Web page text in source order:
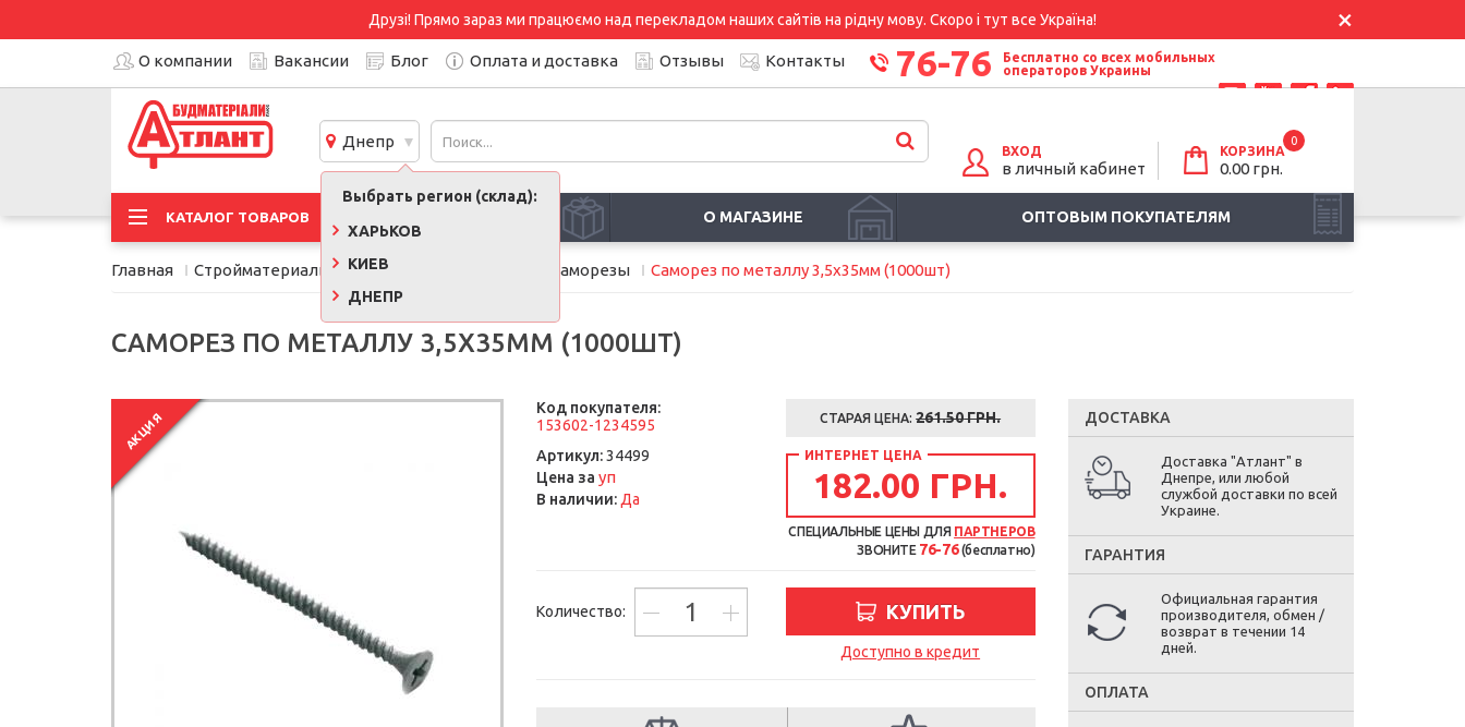
Друзі! Прямо зараз ми працюємо над перекладом наших сайтів на рідну мову. Скоро і тут все Україна!
О компании Вакансии Блог Оплата и доставка Отзывы Контакты 76-76
Бесплатно со всех мобильных
операторов Украины
Днепр
Выбрать регион (склад):
ХАРЬКОВ
КИЕВ
ДНЕПР
ВХОД
в личный кабинет
КОРЗИНА
0
0.00 грн.
КАТАЛОГ ТОВАРОВ О МАГАЗИНЕ ОПТОВЫМ ПОКУПАТЕЛЯМ
Главная Стройматериалы Крепёжные элементы Саморезы Саморез по металлу 3,5х35мм (1000шт)
САМОРЕЗ ПО МЕТАЛЛУ 3,5Х35ММ (1000ШТ)
АКЦИЯ
Код покупателя:
153602-1234595
Артикул:34499
Цена за уп
В наличии: Да
СТАРАЯ ЦЕНА:261.50ГРН.
ИНТЕРНЕТ ЦЕНА
182.00 ГРН.
СПЕЦИАЛЬНЫЕ ЦЕНЫ ДЛЯ ПАРТНЕРОВ
ЗВОНИТЕ 76-76(бесплатно)
Количество: КУПИТЬ
Доступно в кредит
ДОСТАВКА
Доставка "Атлант" в
Днепре, или любой
службой доставки по всей
Украине.
ГАРАНТИЯ
Официальная гарантия
производителя, обмен /
возврат в течении 14
дней.
ОПЛАТА